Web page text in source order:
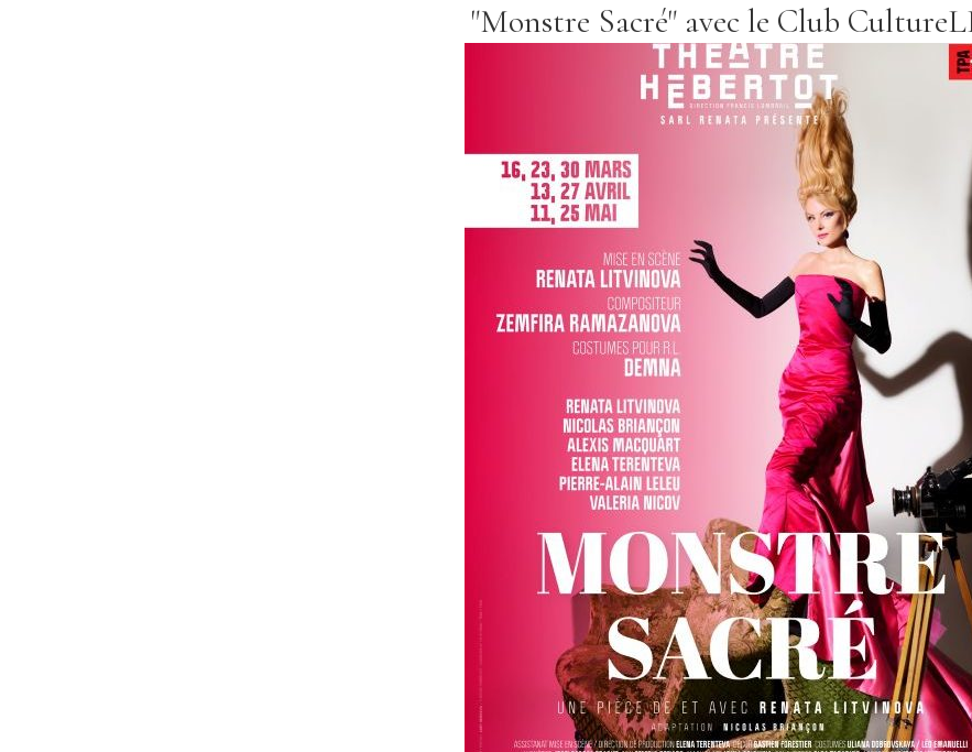
"Monstre Sacré" avec le Club